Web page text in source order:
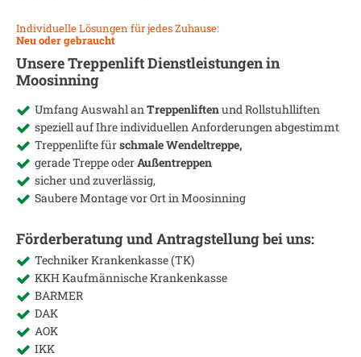
Individuelle Lösungen für jedes Zuhause:
Neu oder gebraucht
Unsere Treppenlift Dienstleistungen in
Moosinning
Umfang Auswahl anTreppenliftenund Rollstuhlliften
speziell auf Ihre individuellen Anforderungen abgestimmt
Treppenlifte fürschmale Wendeltreppe,
gerade Treppe oderAußentreppen
sicher und zuverlässig,
Saubere Montage vor Ort inMoosinning
Förderberatung und Antragstellung bei uns:
Techniker Krankenkasse (TK)
KKH Kaufmännische Krankenkasse
BARMER
DAK
AOK
IKK